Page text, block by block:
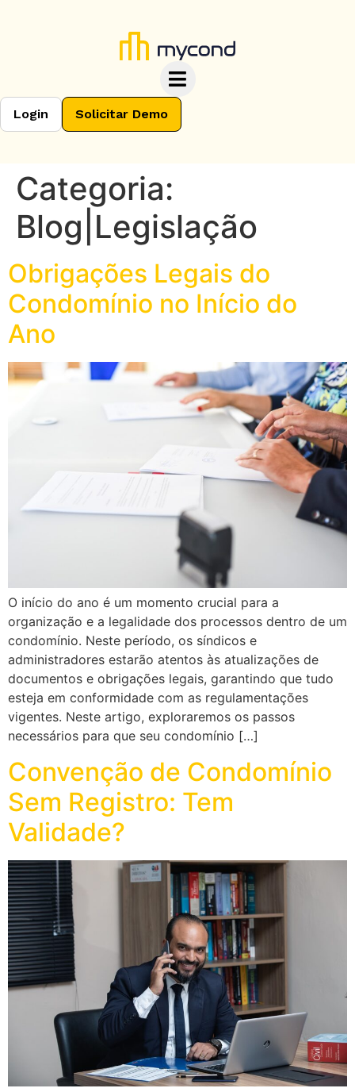
Login Solicitar Demo
Categoria:
Blog|Legislação
Obrigações Legais do
Condomínio no Início do
Ano
O início do ano é um momento crucial para a
organização e a legalidade dos processos dentro de um
condomínio. Neste período, os síndicos e
administradores estarão atentos às atualizações de
documentos e obrigações legais, garantindo que tudo
esteja em conformidade com as regulamentações
vigentes. Neste artigo, exploraremos os passos
necessários para que seu condomínio […]
Convenção de Condomínio
Sem Registro: Tem
Validade?